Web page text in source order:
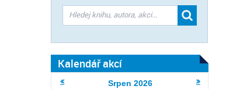
Kalendář akcí
Srpen 2026